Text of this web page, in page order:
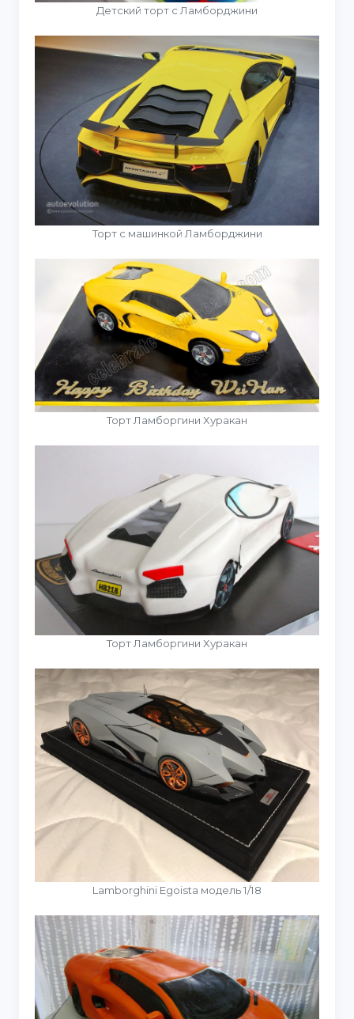
Детский торт с Ламборджини
Торт с машинкой Ламборджини
Торт Ламборгини Хуракан
Торт Ламборгини Хуракан
Lamborghini Egoista модель 1/18